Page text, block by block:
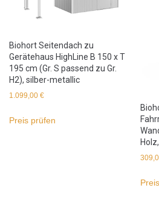
Biohort Seitendach zu
Gerätehaus HighLine B 150 x T
195 cm (Gr. S passend zu Gr.
H2), silber-metallic
1.099,00 €
Preis prüfen